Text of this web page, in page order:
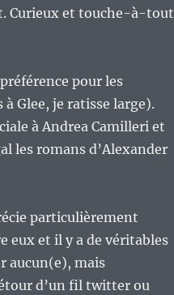
Curieux et touche-à-tout
pour les
Glee, je ratisse large).
à Andrea Camilleri et
les romans d’Alexander
particulièrement
eux et il y a de véritables
aucun(e), mais
d’un fil twitter ou